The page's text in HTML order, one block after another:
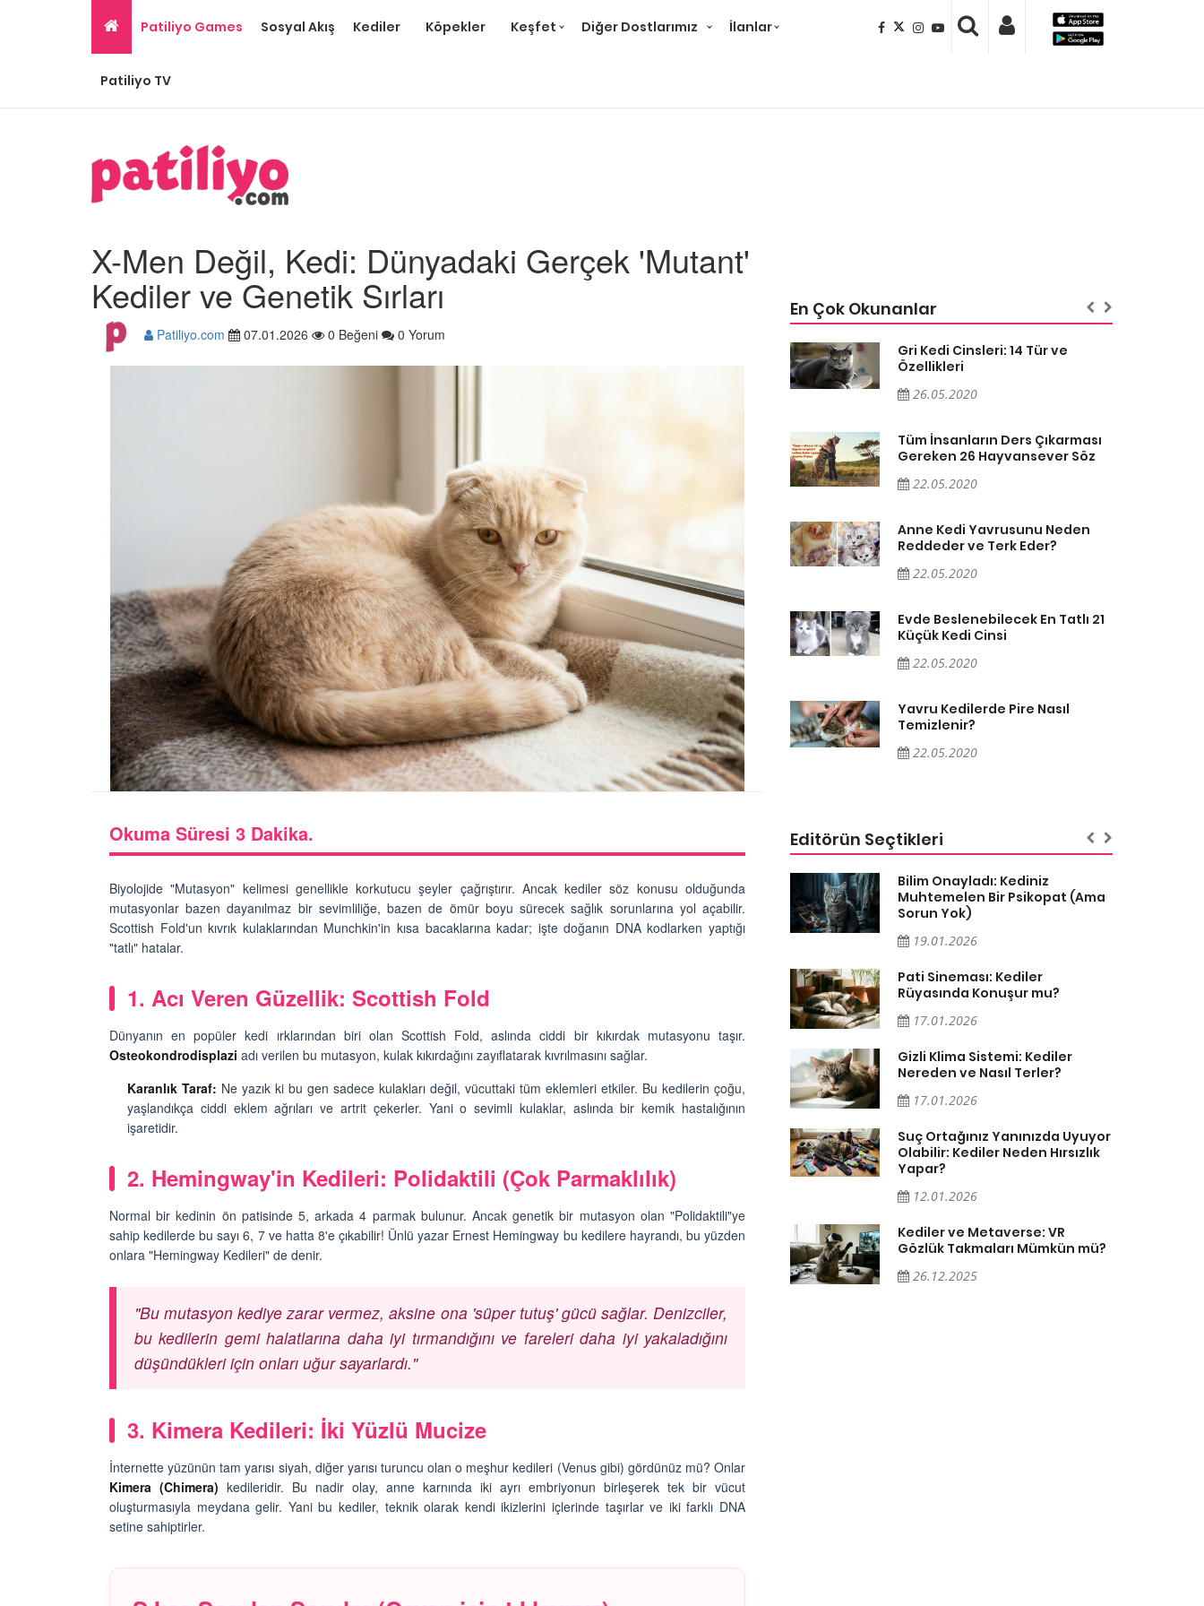
Patiliyo Games Sosyal Akış Kediler Köpekler Keşfet Diğer Dostlarımız İlanlar
Patiliyo TV
X-Men Değil, Kedi: Dünyadaki Gerçek 'Mutant'
Kediler ve Genetik Sırları
Patiliyo.com 07.01.2026 0 Beğeni 0 Yorum
Okuma Süresi 3 Dakika.
Biyolojide "Mutasyon" kelimesi genellikle korkutucu şeyler çağrıştırır. Ancak kediler söz konusu olduğunda
mutasyonlar bazen dayanılmaz bir sevimliliğe, bazen de ömür boyu sürecek sağlık sorunlarına yol açabilir.
Scottish Fold'un kıvrık kulaklarından Munchkin'in kısa bacaklarına kadar; işte doğanın DNA kodlarken yaptığı
"tatlı" hatalar.
1. Acı Veren Güzellik: Scottish Fold
Dünyanın en popüler kedi ırklarından biri olan Scottish Fold, aslında ciddi bir kıkırdak mutasyonu taşır.
Osteokondrodisplazi adı verilen bu mutasyon, kulak kıkırdağını zayıflatarak kıvrılmasını sağlar.
Karanlık Taraf: Ne yazık ki bu gen sadece kulakları değil, vücuttaki tüm eklemleri etkiler. Bu kedilerin çoğu,
yaşlandıkça ciddi eklem ağrıları ve artrit çekerler. Yani o sevimli kulaklar, aslında bir kemik hastalığının
işaretidir.
2. Hemingway'in Kedileri: Polidaktili (Çok Parmaklılık)
Normal bir kedinin ön patisinde 5, arkada 4 parmak bulunur. Ancak genetik bir mutasyon olan "Polidaktili"ye
sahip kedilerde bu sayı 6, 7 ve hatta 8'e çıkabilir! Ünlü yazar Ernest Hemingway bu kedilere hayrandı, bu yüzden
onlara "Hemingway Kedileri" de denir.
"Bu mutasyon kediye zarar vermez, aksine ona 'süper tutuş' gücü sağlar. Denizciler,
bu kedilerin gemi halatlarına daha iyi tırmandığını ve fareleri daha iyi yakaladığını
düşündükleri için onları uğur sayarlardı."
3. Kimera Kedileri: İki Yüzlü Mucize
İnternette yüzünün tam yarısı siyah, diğer yarısı turuncu olan o meşhur kedileri (Venus gibi) gördünüz mü? Onlar
Kimera (Chimera) kedileridir. Bu nadir olay, anne karnında iki ayrı embriyonun birleşerek tek bir vücut
oluşturmasıyla meydana gelir. Yani bu kediler, teknik olarak kendi ikizlerini içlerinde taşırlar ve iki farklı DNA
setine sahiptirler.
En Çok Okunanlar
Özellikleri
Anne Kedi Yavrusunu Neden
Reddeder ve Terk Eder?
22.05.2020
Evde Beslenebilecek En Tatlı 21
Küçük Kedi Cinsi
22.05.2020
Yavru Kedilerde Pire Nasıl
Temizlenir?
22.05.2020
22.05.2020
Evde Beslenebilecek En Tatlı 21
Küçük Kedi Cinsi
22.05.2020
Yavru Kedilerde Pire Nasıl
Temizlenir?
Gri Kedi Cinsleri: 14 Tür ve
Özellikleri
26.05.2020
Tüm İnsanların Ders Çıkarması
Gereken 26 Hayvansever Söz
22.05.2020
Anne Kedi Yavrusunu Neden
Reddeder ve Terk Eder?
22.05.2020
Evde Beslenebilecek En Tatlı 21
Küçük Kedi Cinsi
22.05.2020
Yavru Kedilerde Pire Nasıl
Temizlenir?
22.05.2020
Editörün Seçtikleri
Gerçekten
Evde Kediler İçin
Kedilerin Kutsal
"Evde Kedinizle
10 Yaratıcı
Kedi Beslenmesi: "Çiğ Mama mı,
Kuru Mama mı? Artıları ve
Eksileri"
Kaygısı ve Çözüm Yöntemleri
Kediler Zamanla Neden
Bakış
05.10.2025
Vahşi Atalarına Bilimsel
Yolculuk
03.10.2025
Sarman Kediler Neden
“Yaramaz”? Kısa Bir Blog
Kediler Neden Dört Ayak
Üzerine Düşer? Evrimsel
Adaptasyon
Kışın Tekir Kedi Bakımı: Soğuk
İpucu
19.09.2025
Kurulan Derin Dostlukların
Psikolojisi
15.09.2025
Oyun Zamanı: Tekir Kedinizi
15.09.2025
Bilim Onayladı: Kediniz
Muhtemelen Bir Psikopat (Ama
Sorun Yok)
19.01.2026
Pati Sineması: Kediler
Rüyasında Konuşur mu?
17.01.2026
Gizli Klima Sistemi: Kediler
Nereden ve Nasıl Terler?
17.01.2026
Suç Ortağınız Yanınızda Uyuyor
Olabilir: Kediler Neden Hırsızlık
Yapar?
12.01.2026
Kediler ve Metaverse: VR
Gözlük Takmaları Mümkün mü?
26.12.2025